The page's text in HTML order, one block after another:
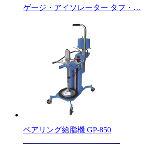
ゲージ・アイソレーター タフ・…
ベアリング給脂機 GP-850